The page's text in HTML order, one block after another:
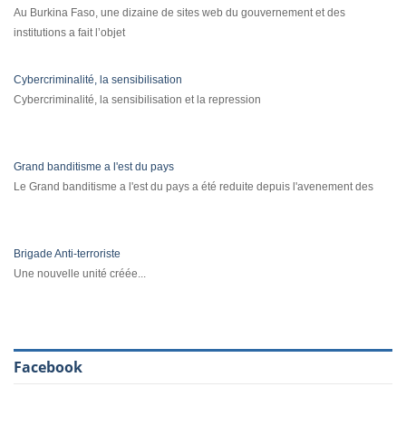
Au Burkina Faso, une dizaine de sites web du gouvernement et des
institutions a fait l’objet
Cybercriminalité, la sensibilisation
Cybercriminalité, la sensibilisation et la repression
Grand banditisme a l'est du pays
Le Grand banditisme a l'est du pays a été reduite depuis l'avenement des
Brigade Anti-terroriste
Une nouvelle unité créée...
Facebook